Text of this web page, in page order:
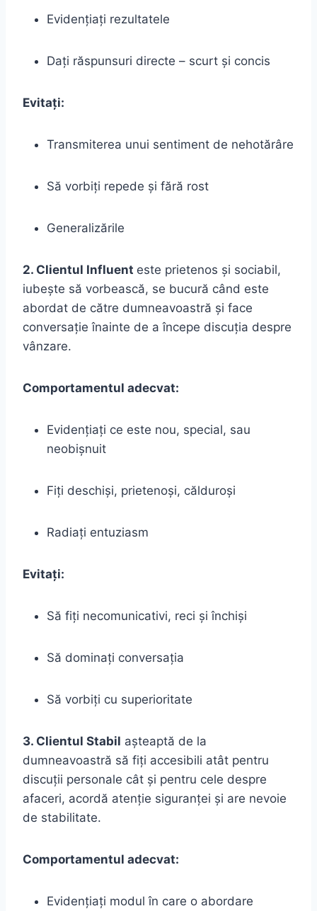
Evidențiați rezultatele
Dați răspunsuri directe – scurt și concis
Evitați:
Transmiterea unui sentiment de nehotărâre
Să vorbiți repede și fără rost
Generalizările
2. Clientul Influent este prietenos și sociabil,
iubește să vorbească, se bucură când este
abordat de către dumneavoastră și face
conversație înainte de a începe discuția despre
vânzare.
Comportamentul adecvat:
Evidențiați ce este nou, special, sau
neobișnuit
Fiți deschiși, prietenoși, călduroși
Radiați entuziasm
Evitați:
Să fiți necomunicativi, reci și închiși
Să dominați conversația
Să vorbiți cu superioritate
3. Clientul Stabil așteaptă de la
dumneavoastră să fiți accesibili atât pentru
discuții personale cât și pentru cele despre
afaceri, acordă atenție siguranței și are nevoie
de stabilitate.
Comportamentul adecvat:
Evidențiați modul în care o abordare